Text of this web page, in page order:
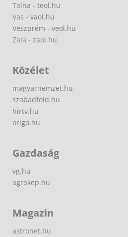
Tolna - teol.hu
Vas - vaol.hu
Veszprém - veol.hu
Zala - zaol.hu
Közélet
magyarnemzet.hu
szabadfold.hu
hirtv.hu
origo.hu
Gazdaság
vg.hu
agrokep.hu
Magazin
astronet.hu